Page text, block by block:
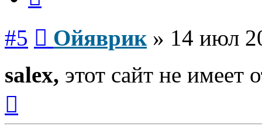
#5 Ойяврик» 14 июл
salex, этот сайт не имеет
началу